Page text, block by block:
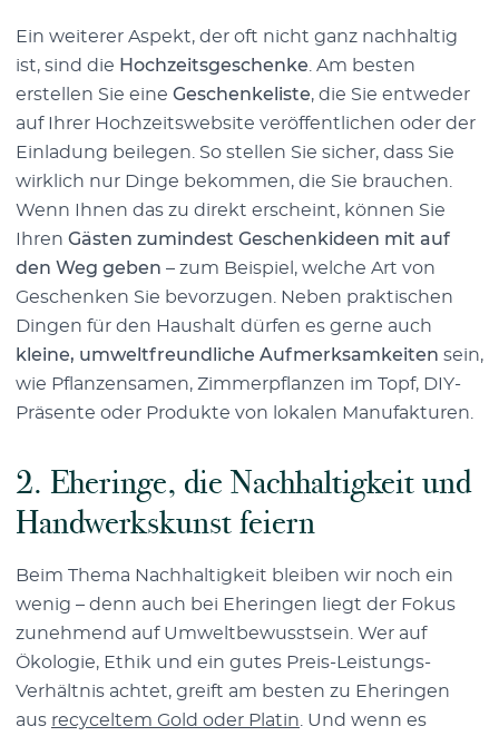
Ein weiterer Aspekt, der oft nicht ganz nachhaltig
ist, sind die Hochzeitsgeschenke . Am besten
erstellen Sie eine Geschenkeliste, die Sie entweder
auf Ihrer Hochzeitswebsite veröffentlichen oder der
Einladung beilegen. So stellen Sie sicher, dass Sie
wirklich nur Dinge bekommen, die Sie brauchen.
Wenn Ihnen das zu direkt erscheint, können Sie
Ihren Gästen zumindest Geschenkideen mit auf
den Weg geben – zum Beispiel, welche Art von
Geschenken Sie bevorzugen. Neben praktischen
Dingen für den Haushalt dürfen es gerne auch
kleine, umweltfreundliche Aufmerksamkeiten sein,
wie Pflanzensamen, Zimmerpflanzen im Topf, DIY-
Präsente oder Produkte von lokalen Manufakturen.
2. Eheringe, die Nachhaltigkeit und
Handwerkskunst feiern
Beim Thema Nachhaltigkeit bleiben wir noch ein
wenig – denn auch bei Eheringen liegt der Fokus
zunehmend auf Umweltbewusstsein. Wer auf
Ökologie, Ethik und ein gutes Preis-Leistungs-
Verhältnis achtet, greift am besten zu Eheringen
aus recyceltem Gold oder Platin . Und wenn es